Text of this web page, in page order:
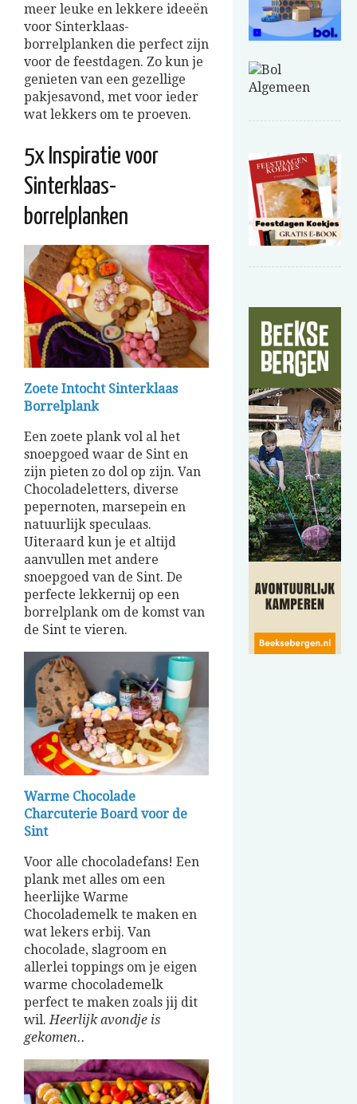
meer leuke en lekkere ideeën
voor Sinterklaas-
borrelplanken die perfect zijn
voor de feestdagen. Zo kun je
genieten van een gezellige
pakjesavond, met voor ieder
wat lekkers om te proeven.
5x Inspiratie voor
Sinterklaas-
borrelplanken
Zoete Intocht Sinterklaas
Borrelplank
Een zoete plank vol al het
snoepgoed waar de Sint en
zijn pieten zo dol op zijn. Van
Chocoladeletters, diverse
pepernoten, marsepein en
natuurlijk speculaas.
Uiteraard kun je et altijd
aanvullen met andere
snoepgoed van de Sint. De
perfecte lekkernij op een
borrelplank om de komst van
de Sint te vieren.
Warme Chocolade
Charcuterie Board voor de
Sint
Voor alle chocoladefans! Een
plank met alles om een
heerlijke Warme
Chocolademelk te maken en
wat lekers erbij. Van
chocolade, slagroom en
allerlei toppings om je eigen
warme chocolademelk
perfect te maken zoals jij dit
wil. Heerlijk avondje is
gekomen..